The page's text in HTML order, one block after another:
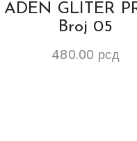
ADEN GLITER
Broj 05
480.00 рсд